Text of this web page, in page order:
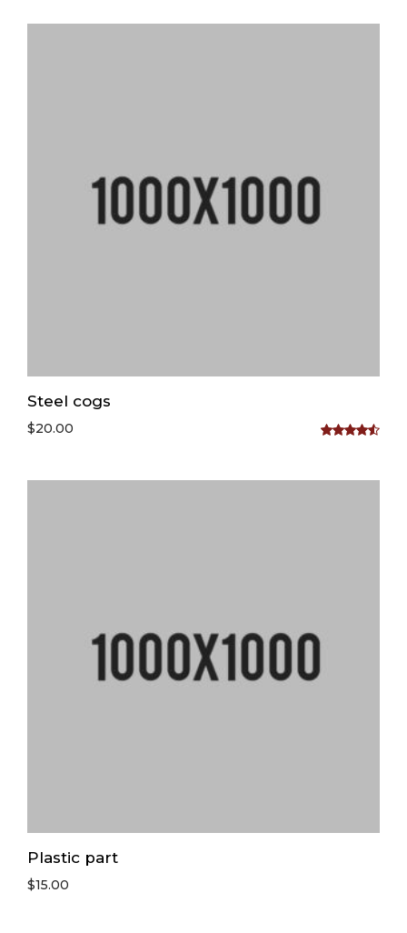
Steel cogs
of 5
$20.00
Plastic part
$15.00